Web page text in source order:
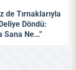
de Tırnaklarıyla
Döndü:
Sana Ne…”